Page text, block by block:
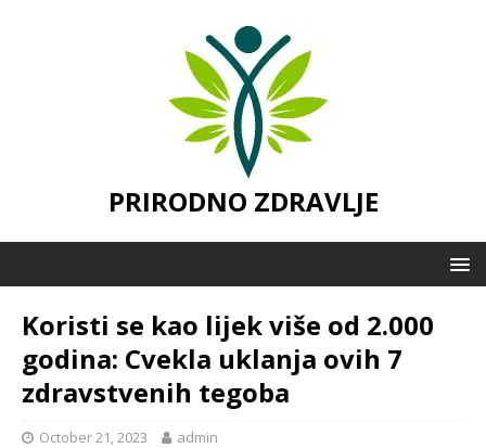
PRIRODNO ZDRAVLJE
Koristi se kao lijek više od 2.000
godina: Cvekla uklanja ovih 7
zdravstvenih tegoba
October 21, 2023 admin